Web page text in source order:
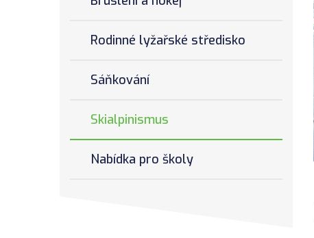
Rodinné lyžařské středisko
Sáňkování
Skialpinismus
Nabídka pro školy